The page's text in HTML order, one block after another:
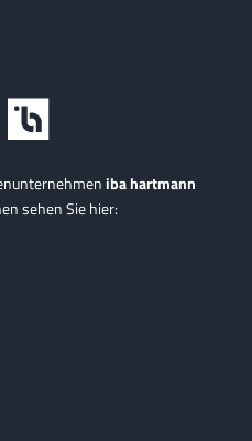
iba hartmann
sehen Sie hier: